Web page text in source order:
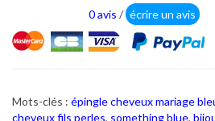
0 avis / écrire un avis
Mots-clés : épingle cheveux mariage
cheveux fils perles, something blue,